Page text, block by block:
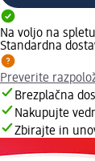
Na voljo na spletu
Standardna
Preverite
Brezplačna
Nakupujte
Zbirajte in